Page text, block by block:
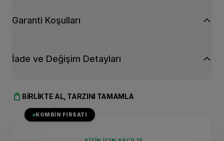
Garanti Koşulları
İade ve Değişim Detayları
shopping_bag BIRLIKTE AL, TARZINI TAMAMLA
KOMBIN FIRSATI